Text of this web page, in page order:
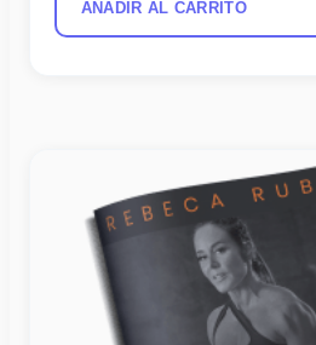
AÑADIR AL CARRITO